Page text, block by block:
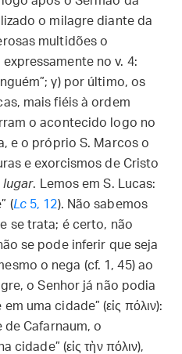
o milagre diante da
multidões o
no v. 4:
γ) por último, os
mais fiéis à ordem
o acontecido logo no
e o próprio S. Marcos o
e exorcismos de Cristo
lugar. Lemos em S. Lucas:
(Lc5, 12). Não sabemos
se trata; é certo, não
se pode inferir que seja
o nega (cf. 1, 45) ao
o Senhor já não podia
uma cidade” (εἰς πόλιν):
Cafarnaum, o
(εἰς τὴν πόλιν),